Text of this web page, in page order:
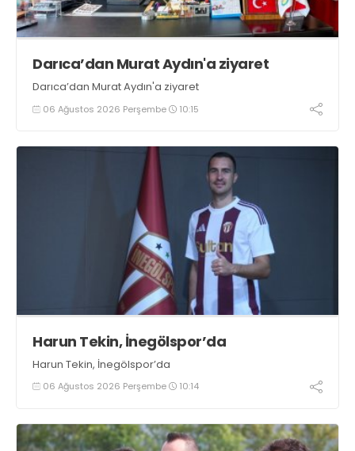
Darıca’dan Murat Aydın'a ziyaret
Darıca’dan Murat Aydın'a ziyaret
06 Ağustos 2026 Perşembe 10:15
Harun Tekin, İnegölspor’da
Harun Tekin, İnegölspor’da
06 Ağustos 2026 Perşembe 10:14